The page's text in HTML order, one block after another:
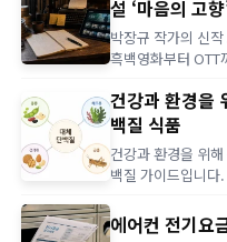
설 ‘마음의 고
박장규 작가의 신
흑백영화부터 OTT
건강과 환경을
백질 식품
건강과 환경을 위
백질 가이드입니
점을 자세히 알아봅
에어컨 전기요